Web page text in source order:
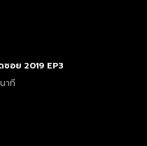
อย 2019 EP3
าที